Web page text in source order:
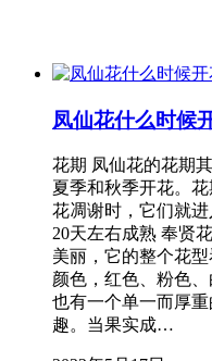
凤仙花什么时候
花期 凤仙花的花期
夏季和秋季开花。
花凋谢时，它们就
20天左右成熟 奉贤
美丽，它的整个花
颜色，红色、粉色
也有一个单一而厚
趣。当果实成…